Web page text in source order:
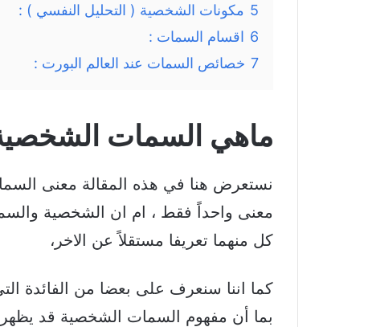
5 مكونات الشخصية ( التحليل النفسي ) :
6 اقسام السمات :
7 خصائص السمات عند العالم البورت :
ماهي السمات الشخصية
نستعرض هنا في هذه المقالة معنى
معنى واحداً فقط ، ام ان الشخصية
كل منهما تعريفا مستقلاً عن الاخر،
كما اننا سنعرف على بعضا من الفائدة
بما أن مفهوم السمات الشخصية قد يظهر